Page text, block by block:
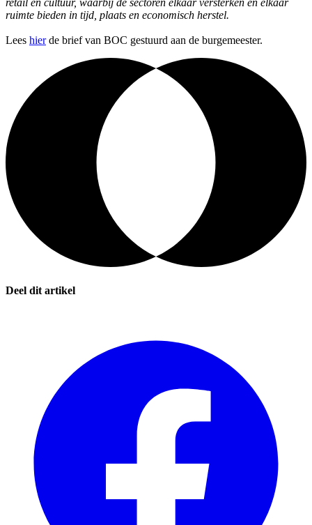
ruimte bieden in tijd, plaats en economisch herstel.
Lees hierde brief van BOC gestuurd aan de burgemeester.
Deel dit artikel